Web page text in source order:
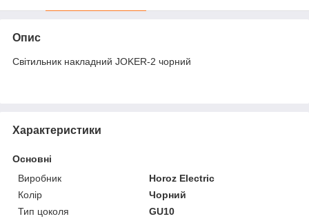
Опис
Світильник накладний JOKER-2 чорний
Характеристики
Основні
Виробник
Horoz Electric
Колір
Чорний
Тип цоколя
GU10